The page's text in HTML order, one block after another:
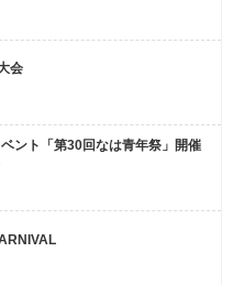
会
ント「第30回なは青年祭」開催